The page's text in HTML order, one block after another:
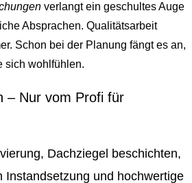
verlangt ein geschultes Auge
Absprachen. Qualitätsarbeit
Schon bei der Planung fängt es an,
sich wohlfühlen.
– Nur vom Profi für
Dachziegel beschichten,
Instandsetzung und hochwertige